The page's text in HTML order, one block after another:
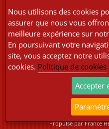
Copyright © 2026
Tous
Propulsé parFrance
Nous utilisons des cookies
assurer que nous vous
meilleure expérience sur
En poursuivant votre
site, vous acceptez notre
cookies. Politique de cookies
Accepter